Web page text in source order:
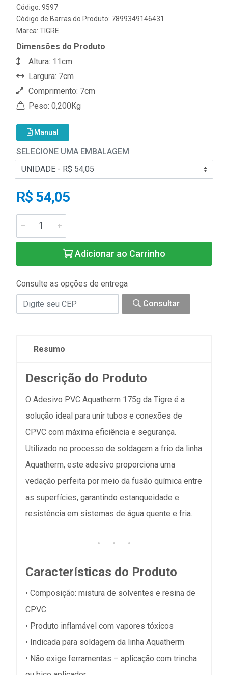
Código: 9597
Código de Barras do Produto: 7899349146431
Marca: TIGRE
Dimensões do Produto
Altura: 11cm
Largura: 7cm
Comprimento: 7cm
Peso: 0,200Kg
Manual
SELECIONE UMA EMBALAGEM
R$ 54,05
Adicionar ao Carrinho
Consulte as opções de entrega
Consultar
Resumo
Descrição do Produto
O Adesivo PVC Aquatherm 175g da Tigre é a
solução ideal para unir tubos e conexões de
CPVC com máxima eficiência e segurança.
Utilizado no processo de soldagem a frio da linha
Aquatherm, este adesivo proporciona uma
vedação perfeita por meio da fusão química entre
as superfícies, garantindo estanqueidade e
resistência em sistemas de água quente e fria.
Características do Produto
• Composição: mistura de solventes e resina de
CPVC
• Produto inflamável com vapores tóxicos
• Indicada para soldagem da linha Aquatherm
• Não exige ferramentas – aplicação com trincha